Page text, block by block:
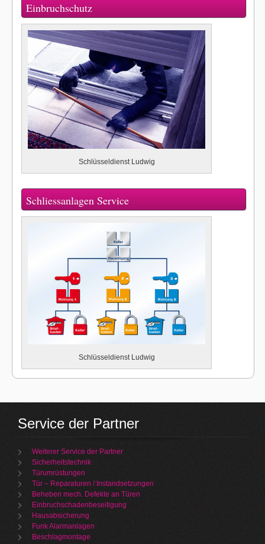
Einbruchschutz
Schlüsseldienst Ludwig
Schliessanlagen Service
Schlüsseldienst Ludwig
Service der Partner
Weiterer Service der Partner
Sicherheitstechnik
Türumrüstungen
Tür – Reparaturen / Instandsetzungen
Beheben mech. Defekte an Türen
Einbruchschadenbeseitigung
Hausabsicherung
Funk Alarmanlagen
Beschlagmontage